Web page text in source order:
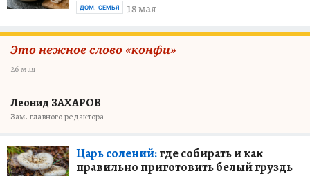
18 мая
ДОМ. СЕМЬЯ
Это нежное слово «конфи»
26 мая
Леонид ЗАХАРОВ
Зам. главного редактора
Царь солений:где собирать и как
правильно приготовить белый груздь